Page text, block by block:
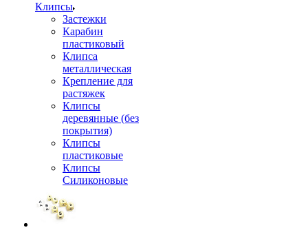
Клипсы
Застежки
Карабин
пластиковый
Клипса
металлическая
Крепление для
растяжек
Клипсы
деревянные (без
покрытия)
Клипсы
пластиковые
Клипсы
Силиконовые